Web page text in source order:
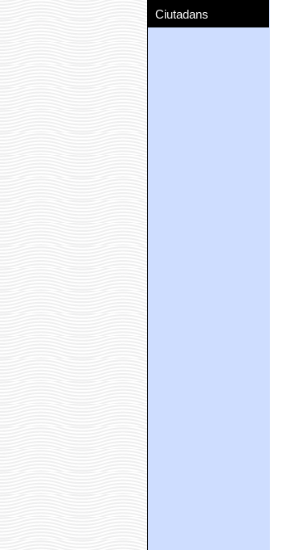
Ciutadans